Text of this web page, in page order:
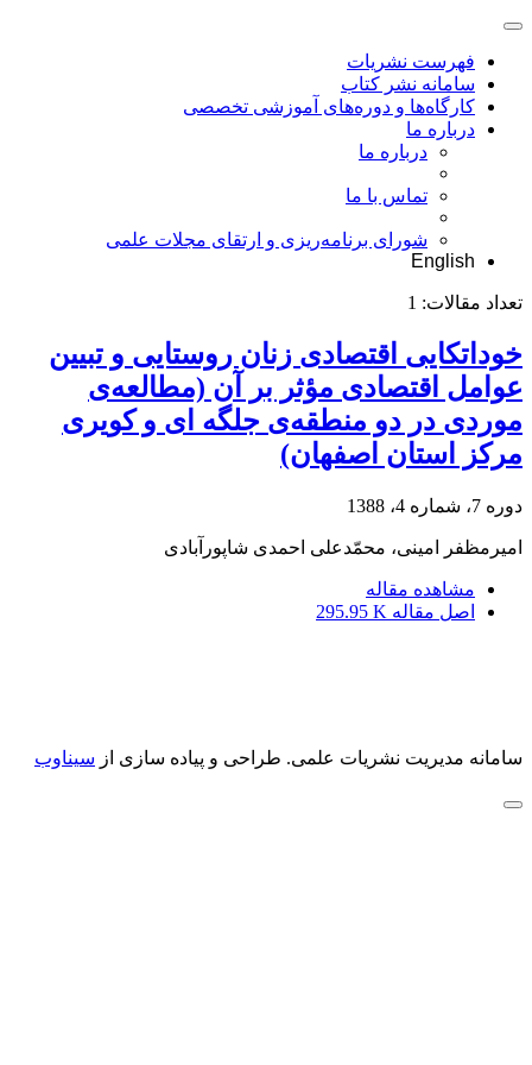
فهرست نشریات
سامانه نشر کتاب
کارگاه‌ها و دوره‌های آموزشی تخصصی
درباره ما
درباره ما
تماس با ما
شورای برنامه‌ریزی و ارتقای مجلات علمی
English
تعداد مقالات: 1
خوداتکایی اقتصادی زنان روستایی و تبیین
عوامل اقتصادی مؤثر بر آن (مطالعه‌ی
موردی در دو منطقه‌ی جلگه ای و کویری
مرکز استان اصفهان)
دوره 7، شماره 4، 1388
امیرمظفر امینی، محمّدعلی احمدی شاپورآبادی
مشاهده مقاله
اصل مقاله 295.95 K
سامانه مدیریت نشریات علمی. طراحی و پیاده سازی از سیناوب